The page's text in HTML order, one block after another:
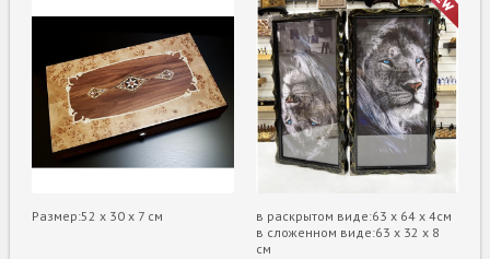
Размер:52 х 30 х 7 см
в раскрытом виде:63 х 64 х 4см
в сложенном виде:63 х 32 х 8
см